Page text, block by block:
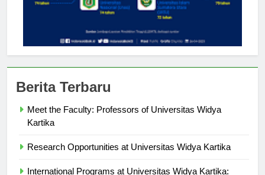
Meet the Faculty: Professors of Universitas Widya